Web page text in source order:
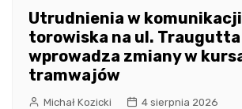
Utrudnienia w
torowiska na ul. Traugutta
wprowadza zmiany w
tramwajów
Michał Kozicki 4 sierpnia 2026